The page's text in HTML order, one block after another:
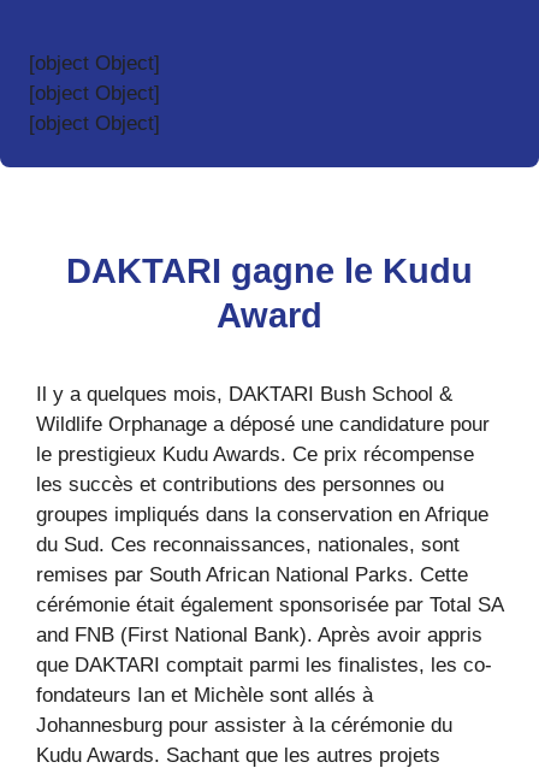
[object Object]
[object Object]
[object Object]
DAKTARI gagne le Kudu
Award
Il y a quelques mois, DAKTARI Bush School &
Wildlife Orphanage a déposé une candidature pour
le prestigieux Kudu Awards. Ce prix récompense
les succès et contributions des personnes ou
groupes impliqués dans la conservation en Afrique
du Sud. Ces reconnaissances, nationales, sont
remises par South African National Parks. Cette
cérémonie était également sponsorisée par Total SA
and FNB (First National Bank). Après avoir appris
que DAKTARI comptait parmi les finalistes, les co-
fondateurs Ian et Michèle sont allés à
Johannesburg pour assister à la cérémonie du
Kudu Awards. Sachant que les autres projets